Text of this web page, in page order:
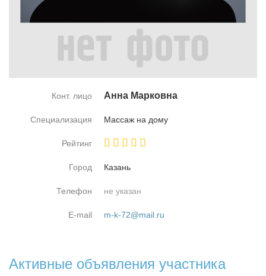
Конт. лицо Ан­на Мар­ков­на
Специализация Мас­саж на до­му
Рейтинг
Город Ка­зань
Телефон не указан
E-mail m-k-72@mail.ru
Активные объявления участника